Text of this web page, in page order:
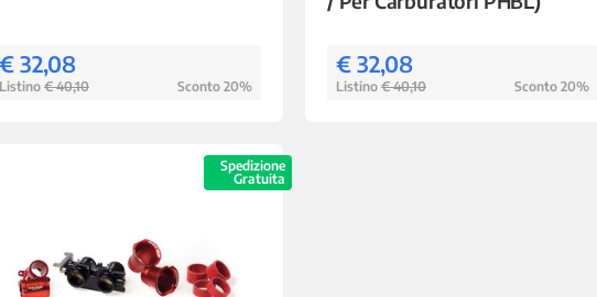
€ 32,08
Listino € 40,10 Sconto 20%
€ 32,08
Listino € 40,10 Sconto 20%
Spedizione
Gratuita